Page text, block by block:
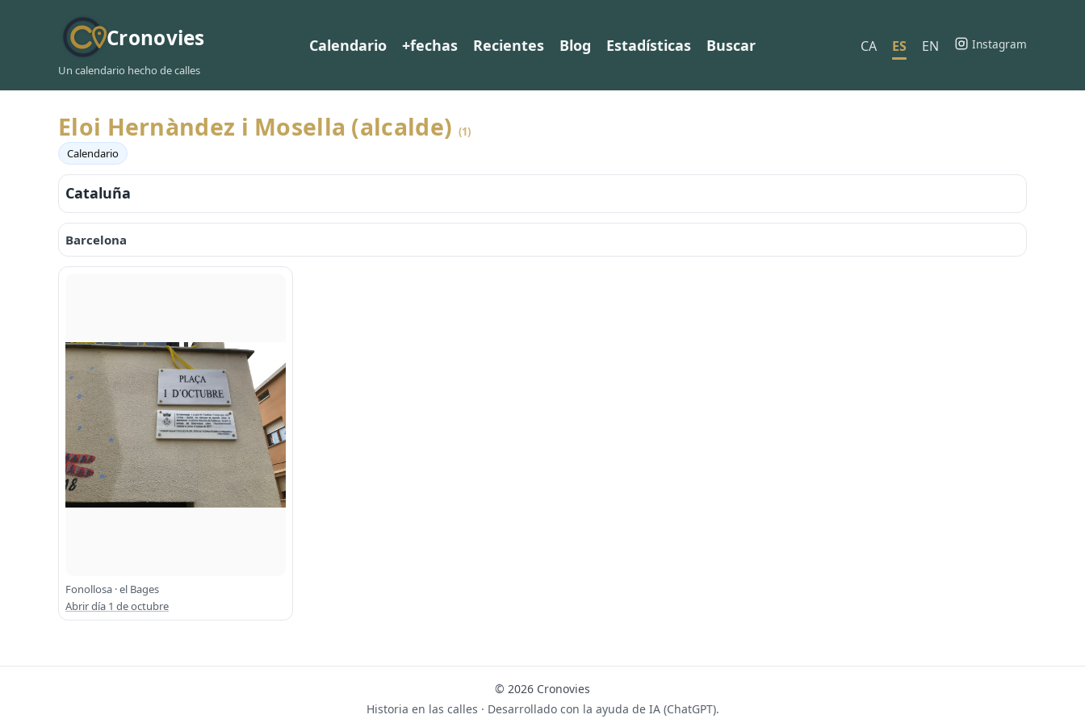
Cronovies
Un calendario hecho de calles
Calendario +fechas Recientes Blog Estadísticas Buscar CA ES EN Instagram
Eloi Hernàndez i Mosella (alcalde) (1)
Calendario
Cataluña
Barcelona
Fonollosa · el Bages
Abrir día 1 de octubre
© 2026 Cronovies
Historia en las calles · Desarrollado con la ayuda de IA (ChatGPT).